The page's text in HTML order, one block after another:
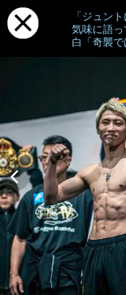
「ジュン
気味に語
白「奇襲で